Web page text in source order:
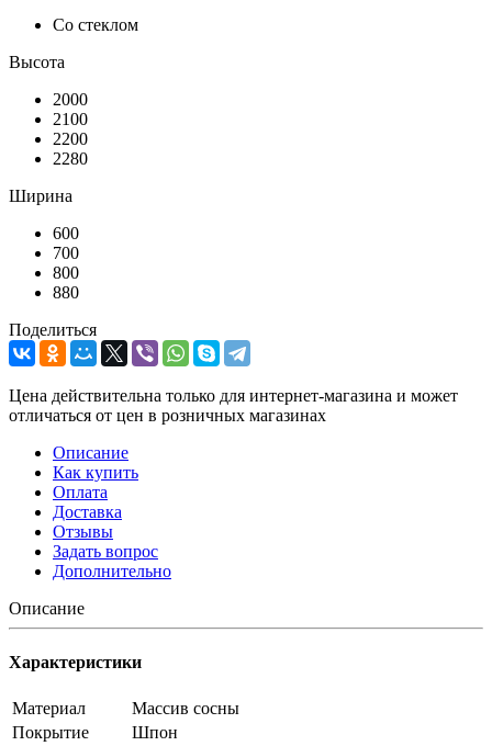
Со стеклом
Высота
2000
2100
2200
2280
Ширина
600
700
800
880
Поделиться
Цена действительна только для интернет-магазина и может
отличаться от цен в розничных магазинах
Описание
Как купить
Оплата
Доставка
Отзывы
Задать вопрос
Дополнительно
Описание
Характеристики
Материал
Массив сосны
Покрытие
Шпон